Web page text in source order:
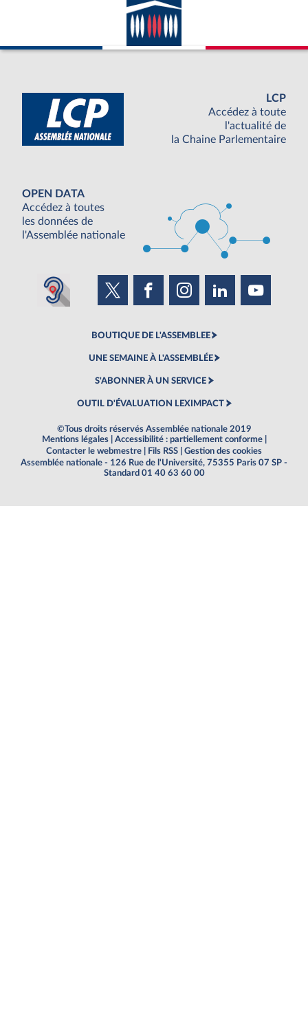
LCP
Accédez à toute
l'actualité de
la Chaine Parlementaire
OPEN DATA
Accédez à toutes
les données de
l'Assemblée nationale
BOUTIQUE DE L'ASSEMBLEE
UNE SEMAINE À L'ASSEMBLÉE
S'ABONNER À UN SERVICE
OUTIL D'ÉVALUATION LEXIMPACT
©Tous droits réservés Assemblée nationale 2019
Mentions légales
Accessibilité : partiellement conforme
Contacter le webmestre
Fils RSS
Gestion des cookies
Assemblée nationale - 126 Rue de l'Université, 75355 Paris 07 SP -
Standard 01 40 63 60 00